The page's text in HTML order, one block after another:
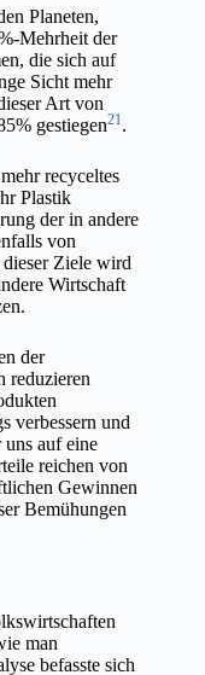
Planeten,
Mehrheit der
die sich auf
Sicht mehr
Art von
gestiegen21.
recyceltes
Plastik
der in andere
von
Ziele wird
Wirtschaft
der
reduzieren
verbessern und
auf eine
reichen von
Gewinnen
Bemühungen
man
befasste sich